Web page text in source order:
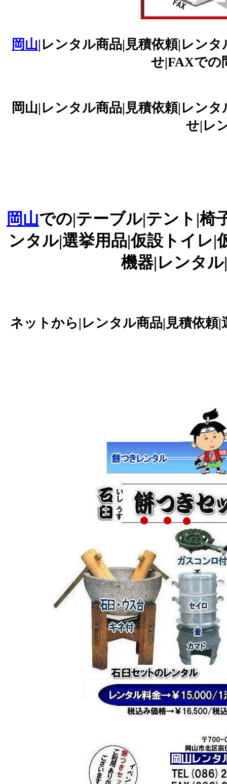
岡山|レンタル商品|見積依頼|レン
せ|FAXでの
岡山|レンタル商品|見積依頼|レン
せ|レ
岡山での|テーブル|テント|椅
ンタル|選挙用品|仮設トイレ|
機器|レンタル|
ネットから|レンタル商品|見積依頼